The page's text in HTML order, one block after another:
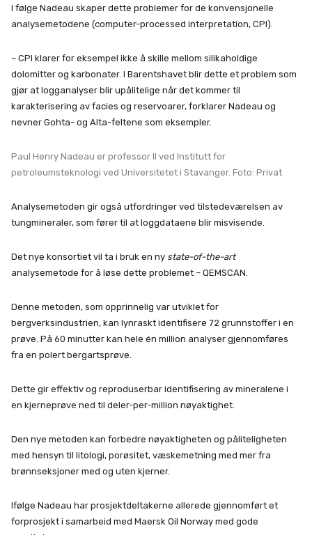
I følge Nadeau skaper dette problemer for de konvensjonelle
analysemetodene (computer-processed interpretation, CPI).
– CPI klarer for eksempel ikke å skille mellom silikaholdige
dolomitter og karbonater. I Barentshavet blir dette et problem som
gjør at logganalyser blir upålitelige når det kommer til
karakterisering av facies og reservoarer, forklarer Nadeau og
nevner Gohta- og Alta-feltene som eksempler.
Paul Henry Nadeau er professor II ved Institutt for
petroleumsteknologi ved Universitetet i Stavanger. Foto: Privat
Analysemetoden gir også utfordringer ved tilstedeværelsen av
tungmineraler, som fører til at loggdataene blir misvisende.
Det nye konsortiet vil ta i bruk en ny state-of-the-art
analysemetode for å løse dette problemet – QEMSCAN.
Denne metoden, som opprinnelig var utviklet for
bergverksindustrien, kan lynraskt identifisere 72 grunnstoffer i en
prøve. På 60 minutter kan hele én million analyser gjennomføres
fra en polert bergartsprøve.
Dette gir effektiv og reproduserbar identifisering av mineralene i
en kjerneprøve ned til deler-per-million nøyaktighet.
Den nye metoden kan forbedre nøyaktigheten og påliteligheten
med hensyn til litologi, porøsitet, væskemetning med mer fra
brønnseksjoner med og uten kjerner.
Ifølge Nadeau har prosjektdeltakerne allerede gjennomført et
forprosjekt i samarbeid med Maersk Oil Norway med gode